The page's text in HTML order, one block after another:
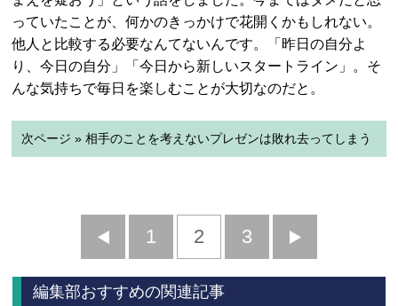
っていたことが、何かのきっかけで花開くかもしれない。
他人と比較する必要なんてないんです。「昨日の自分よ
り、今日の自分」「今日から新しいスタートライン」。そ
んな気持ちで毎日を楽しむことが大切なのだと。
次ページ » 相手のことを考えないプレゼンは敗れ去ってしまう
前
へ
1 2 3
へ
編集部おすすめの関連記事